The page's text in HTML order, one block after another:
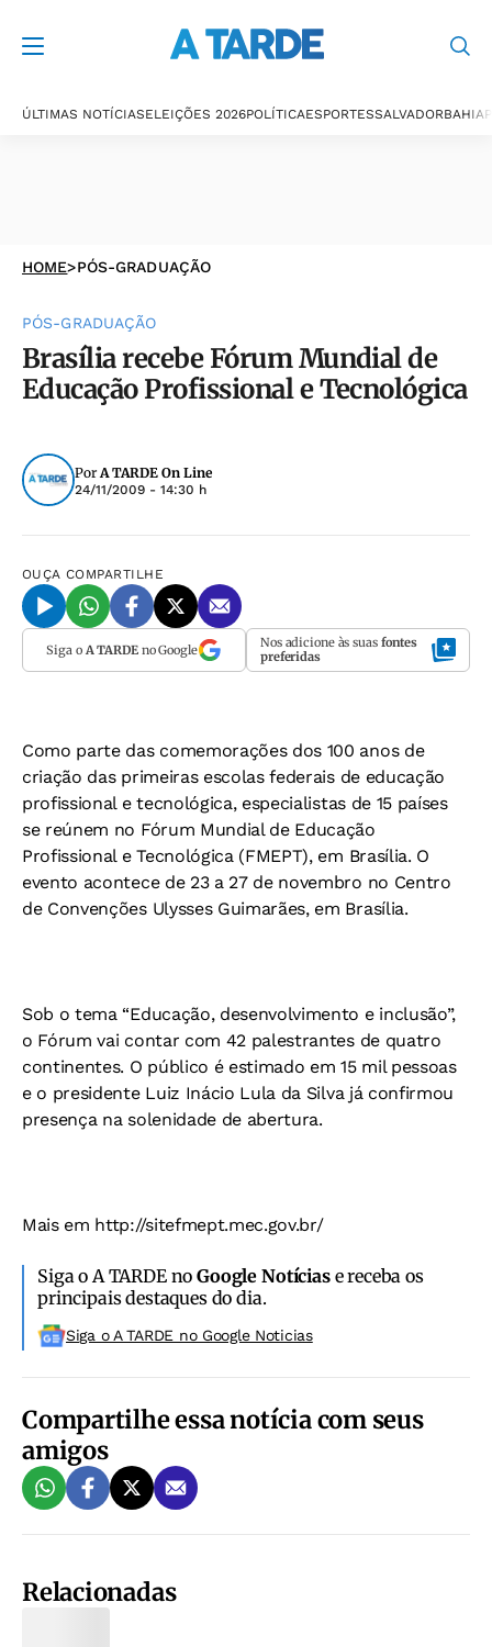
ÚLTIMAS NOTÍCIASELEIÇÕES 2026POLÍTICAESPORTESSALVADORBAHIA
HOME>PÓS-GRADUAÇÃO
PÓS-GRADUAÇÃO
Brasília recebe Fórum Mundial de
Educação Profissional e Tecnológica
PorA TARDE On Line
24/11/2009 - 14:30 h
OUÇA COMPARTILHE
Siga o A TARDEno Google Nos adicione às suas fontes
preferidas
Como parte das comemorações dos 100 anos de
criação das primeiras escolas federais de educação
profissional e tecnológica, especialistas de 15 países
se reúnem no Fórum Mundial de Educação
Profissional e Tecnológica (FMEPT), em Brasília. O
evento acontece de 23 a 27 de novembro no Centro
de Convenções Ulysses Guimarães, em Brasília.
Sob o tema “Educação, desenvolvimento e inclusão”,
o Fórum vai contar com 42 palestrantes de quatro
continentes. O público é estimado em 15 mil pessoas
e o presidente Luiz Inácio Lula da Silva já confirmou
presença na solenidade de abertura.
Mais em http://sitefmept.mec.gov.br/
Siga o A TARDE noGoogle Notíciase receba os
principais destaques do dia.
Siga o A TARDE no Google Noticias
Compartilhe essa notícia com seus
amigos
Relacionadas